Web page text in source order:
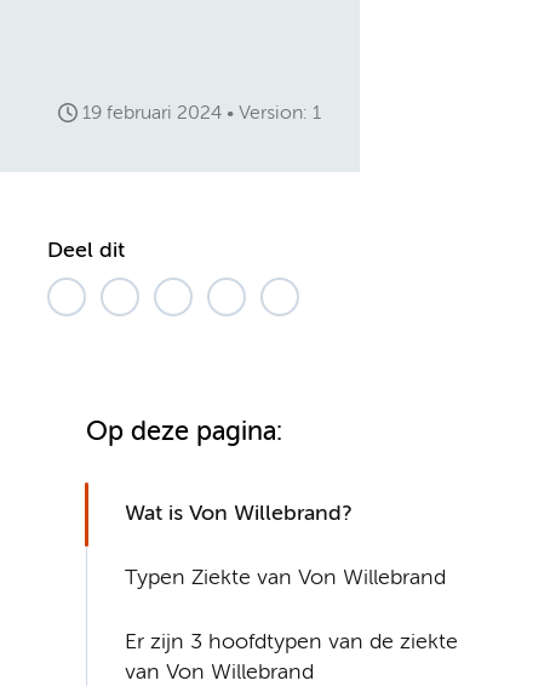
19 februari 2024 Version: 1
Deel dit
Op deze pagina:
Wat is Von Willebrand?
Typen Ziekte van Von Willebrand
Er zijn 3 hoofdtypen van de ziekte
van Von Willebrand